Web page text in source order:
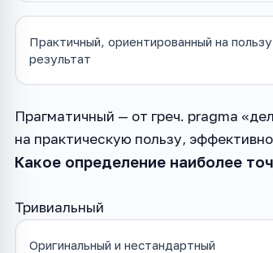
Практичный, ориентированный на
результат
Прагматичный — от греч. pragma
на практическую пользу,
Какое определение наиболее
Тривиальный
Оригинальный и нестандартный